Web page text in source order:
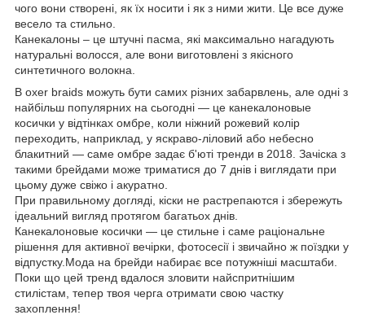
чого вони створені, як їх носити і як з ними жити. Це все дуже
весело та стильно.
Канекалоны – це штучні пасма, які максимально нагадують
натуральні волосся, але вони виготовлені з якісного
синтетичного волокна.
B oxer braids можуть бути самих різних забарвлень, але одні з
найбільш популярних на сьогодні — це канекалоновые
косички у відтінках омбре, коли ніжний рожевий колір
переходить, наприклад, у яскраво-ліловий або небесно
блакитний — саме омбре задає б'юті тренди в 2018. Зачіска з
такими брейдами може триматися до 7 днів і виглядати при
цьому дуже свіжо і акуратно.
При правильному догляді, кіски не растрепаются і збережуть
ідеальний вигляд протягом багатьох днів.
Канекалоновые косички — це стильне і саме раціональне
рішення для активної вечірки, фотосесії і звичайно ж поїздки у
відпустку.Мода на брейди набирає все потужніші масштаби.
Поки що цей тренд вдалося зловити найспритнішим
стилістам, тепер твоя черга отримати свою частку
захоплення!